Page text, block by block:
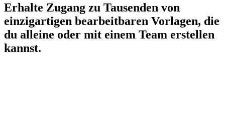
Erhalte Zugang zu Tausenden von
einzigartigen bearbeitbaren Vorlagen, die
du alleine oder mit einem Team erstellen
kannst.